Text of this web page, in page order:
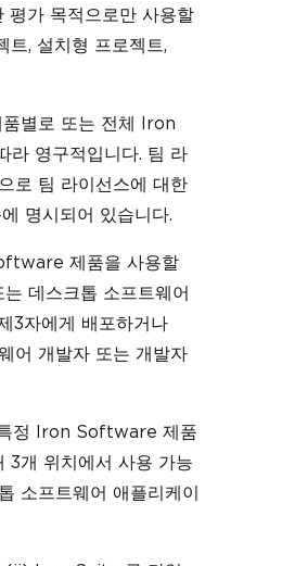
가 목적으로만 사용할
, 설치형 프로젝트,
별로 또는 전체 Iron
라 영구적입니다. 팀 라
로 팀 라이선스에 대한
명시되어 있습니다.
제품을 사용할
데스크톱 소프트웨어
3자에게 배포하거나
어 개발자 또는 개발자
정 Iron Software 제품
개 위치에서 사용 가능
소프트웨어 애플리케이